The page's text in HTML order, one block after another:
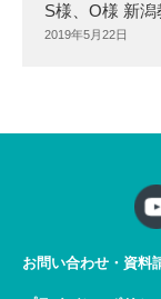
S様、O様 新
2019年5月22日
お問い合わせ・資料